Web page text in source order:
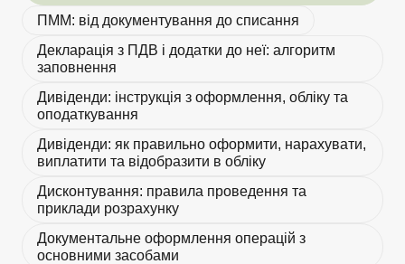
ПММ: від документування до списання
Декларація з ПДВ і додатки до неї: алгоритм
заповнення
Дивіденди: інструкція з оформлення, обліку та
оподаткування
Дивіденди: як правильно оформити, нарахувати,
виплатити та відобразити в обліку
Дисконтування: правила проведення та
приклади розрахунку
Документальне оформлення операцій з
основними засобами